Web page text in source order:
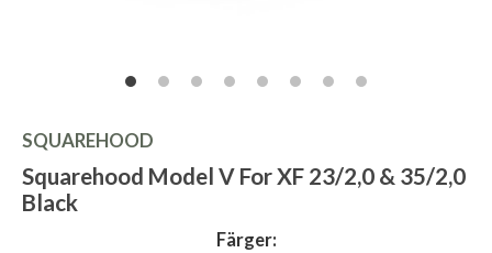
SQUAREHOOD
Squarehood Model V For XF 23/2,0 & 35/2,0
Black
Färger: